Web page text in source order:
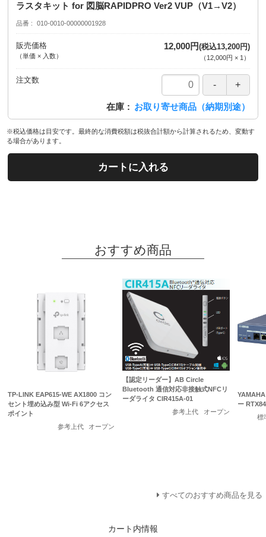
ラスタキット for 図脳RAPIDPRO Ver2 VUP（V1→V2）
品番 010-0010-00000001928
販売価格
（単価 × 入数）
12,000円(税込13,200円)
（ 12,000円 × 1 ）
注文数
在庫 お取り寄せ商品（納期別途）
※税込価格は目安です。最終的な消費税額は税抜合計額から計算されるため、変動す
る場合があります。
カートに入れる
おすすめ商品
TP-LINK EAP615-WE AX1800 コン
セント埋め込み型 Wi-Fi 6アクセス
ポイント
参考上代
オープン
【認定リーダー】AB Circle
Bluetooth 通信対応非接触式NFCリ
ーダライタ CIR415A-01
参考上代
オープン
ー
標
すべてのおすすめ商品を見る
カート内情報